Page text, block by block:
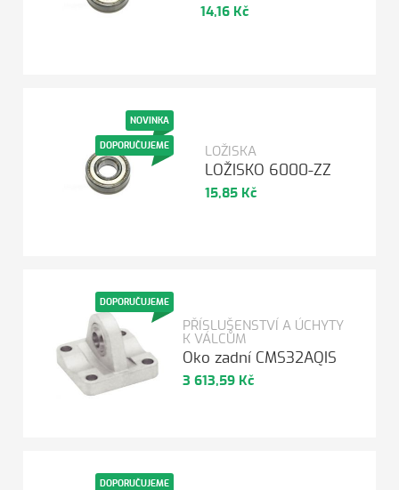
14,16 Kč
NOVINKA
DOPORUČUJEME LOŽISKA
LOŽISKO 6000-ZZ
15,85 Kč
DOPORUČUJEME
PŘÍSLUŠENSTVÍ A ÚCHYTY
K VÁLCŮM
Oko zadní CMS32AQIS
3 613,59 Kč
DOPORUČUJEME